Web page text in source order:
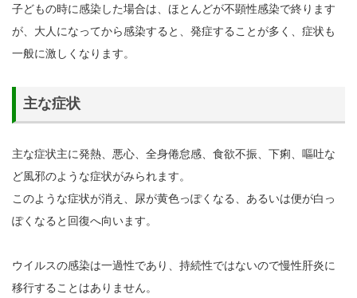
子どもの時に感染した場合は、ほとんどが不顕性感染で終ります
が、大人になってから感染すると、発症することが多く、症状も
一般に激しくなります。
主な症状
主な症状主に発熱、悪心、全身倦怠感、食欲不振、下痢、嘔吐な
ど風邪のような症状がみられます。
このような症状が消え、尿が黄色っぽくなる、あるいは便が白っ
ぽくなると回復へ向います。
ウイルスの感染は一過性であり、持続性ではないので慢性肝炎に
移行することはありません。